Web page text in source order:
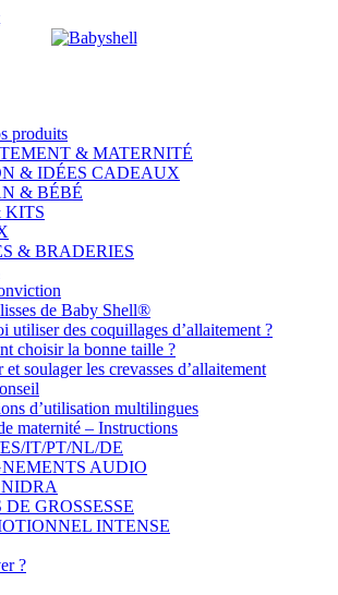
produits
& MATERNITÉ
& IDÉES CADEAUX
& BÉBÉ
KITS
& BRADERIES
de Baby Shell®
utiliser des coquillages d’allaitement ?
choisir la bonne taille ?
et soulager les crevasses d’allaitement
d’utilisation multilingues
maternité – Instructions
IT/PT/NL/DE
AUDIO
DE GROSSESSE
INTENSE
?